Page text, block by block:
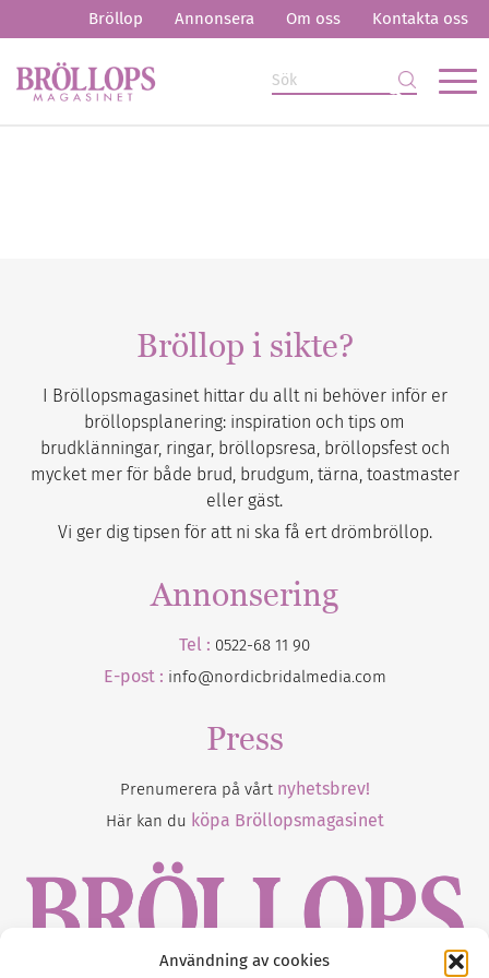
Användning av cookies
Bröllop Annonsera Om oss Kontakta oss
Bröllop i sikte?
I Bröllopsmagasinet hittar du allt ni behöver inför er
bröllopsplanering: inspiration och tips om
brudklänningar, ringar, bröllopsresa, bröllopsfest och
mycket mer för både brud, brudgum, tärna, toastmaster
eller gäst.
Vi ger dig tipsen för att ni ska få ert drömbröllop.
Annonsering
Tel : 0522-68 11 90
E-post : info@nordicbridalmedia.com
Press
Prenumerera på vårt nyhetsbrev!
Här kan du köpa Bröllopsmagasinet